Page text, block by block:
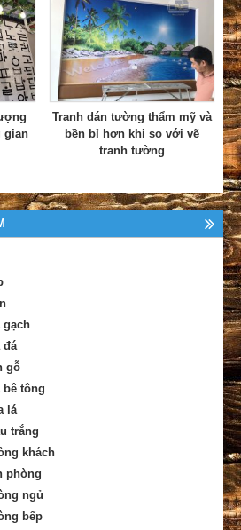
gian
Tranh dán tường thẩm mỹ và
bền bỉ hơn khi so với vẽ
tranh tường
gạch
đá
gỗ
tông
lá
trắng
khách
phòng
ngủ
bếp